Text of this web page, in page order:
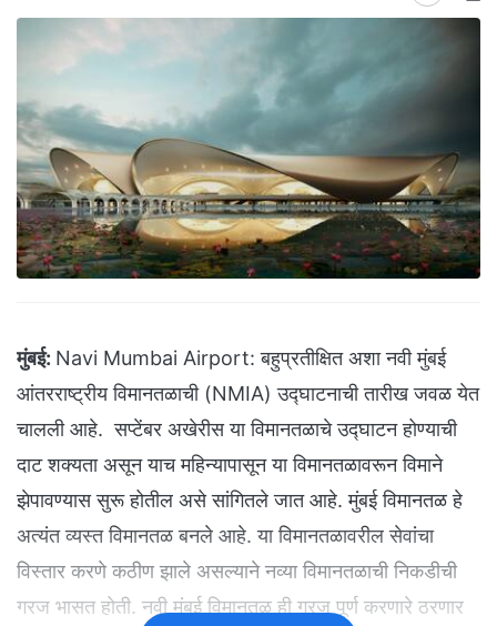
मुंबई: Navi Mumbai Airport: बहुप्रतीक्षित अशा नवी मुंबई
आंतरराष्ट्रीय विमानतळाची (NMIA) उद्घाटनाची तारीख जवळ येत
चालली आहे. सप्टेंबर अखेरीस या विमानतळाचे उद्घाटन होण्याची
दाट शक्यता असून याच महिन्यापासून या विमानतळावरून विमाने
झेपावण्यास सुरू होतील असे सांगितले जात आहे. मुंबई विमानतळ हे
अत्यंत व्यस्त विमानतळ बनले आहे. या विमानतळावरील सेवांचा
विस्तार करणे कठीण झाले असल्याने नव्या विमानतळाची निकडीची
गरज भासत होती. नवी मुंबई विमानतळ ही गरज पूर्ण करणारे ठरणार